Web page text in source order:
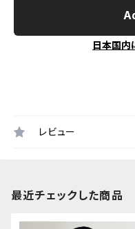
日本国内
レビュー
最近チェックした商品